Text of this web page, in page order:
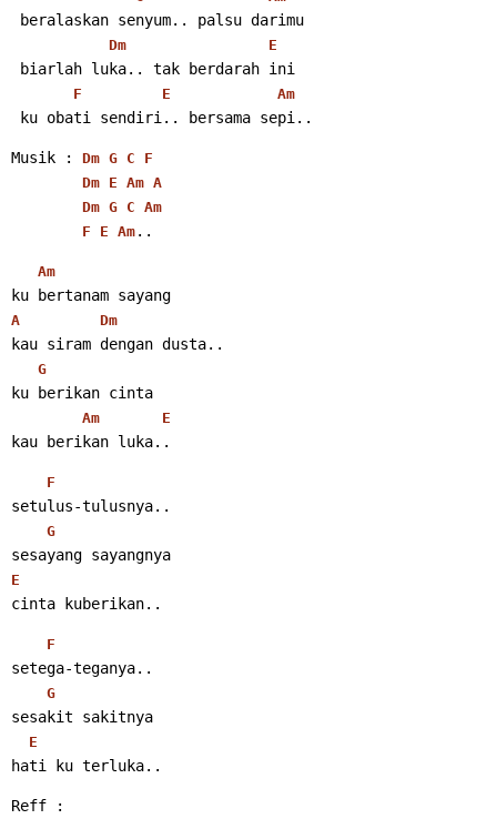
beralaskan senyum.. palsu darimu
Dm E
biarlah luka.. tak berdarah ini
F E Am
ku obati sendiri.. bersama sepi..
Musik : Dm G C
F
Dm E Am A
Dm G C Am
F
E Am ..
Am
ku bertanam sayang
A Dm
kau siram dengan dusta..
G
ku berikan cinta
Am E
kau berikan luka..
F
setulus-tulusnya..
G
sesayang sayangnya
E
cinta kuberikan..
F
setega-teganya..
G
sesakit sakitnya
E
hati ku terluka..
Reff :